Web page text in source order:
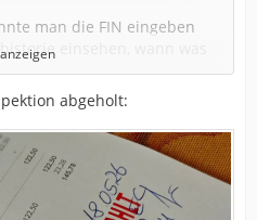
man die FIN eingeben
einsehen, wann was
gemacht wurde.
vor etwa zwei Jahren
sodass für mein Auto
möglich sind.
von den Services auf und
bzw. als
mal zum Verkauf kommt.
abgeholt: